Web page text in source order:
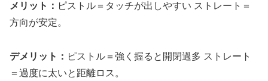
メリット： ピストル＝タッチが出しやすい ストレート＝
方向が安定。
デメリット： ピストル＝強く握ると開閉過多 ストレート
＝過度に太いと距離ロス。